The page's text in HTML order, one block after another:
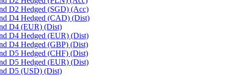
D2 Hedged (SGD) (Acc)
D4 Hedged (CAD) (Dist)
D4 (EUR) (Dist)
D4 Hedged (EUR) (Dist)
D4 Hedged (GBP) (Dist)
D5 Hedged (CHF) (Dist)
D5 Hedged (EUR) (Dist)
D5 (USD) (Dist)